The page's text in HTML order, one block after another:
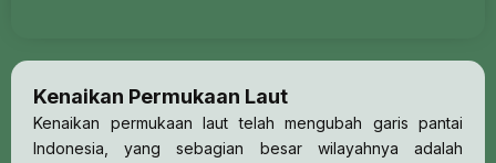
Kenaikan Permukaan Laut
Kenaikan permukaan laut telah mengubah garis pantai
Indonesia, yang sebagian besar wilayahnya adalah